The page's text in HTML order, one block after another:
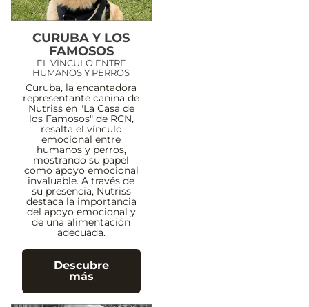
CURUBA Y LOS
FAMOSOS
EL VÍNCULO ENTRE
HUMANOS Y PERROS
Curuba, la encantadora
representante canina de
Nutriss en "La Casa de
los Famosos" de RCN,
resalta el vínculo
emocional entre
humanos y perros,
mostrando su papel
como apoyo emocional
invaluable. A través de
su presencia, Nutriss
destaca la importancia
del apoyo emocional y
de una alimentación
adecuada.
Descubre
más